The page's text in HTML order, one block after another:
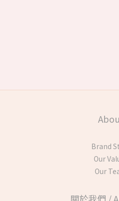
Brand
Our
Our